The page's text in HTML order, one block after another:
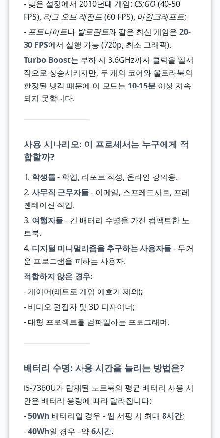
- 낮은 설정에서 2010년대 게임: CS:GO (40-50
FPS), 리그 오브 레전드(60 FPS), 마인크래프트;
- 포트나이트나 발로란트와 같은 최신 게임은 20-
30 FPS에서 실행 가능 (720p, 최소 그래픽).
Turbo Boost는 부하 시 3.6GHz까지 클럭을 일시
적으로 상승시키지만, 두 개의 코어와 울트라북의
한정된 냉각 때문에 이 모드는 10-15분이상 지속
되지 못합니다.
사용 시나리오: 이 프로세서는 누구에게 적
합할까?
1. 학생들- 학업, 리포트 작성, 온라인 강의용.
2. 사무직 근무자들- 이메일, 스프레드시트, 프레
젠테이션 작업.
3. 여행자들- 긴 배터리 수명을 가진 컴팩트한 노
트북.
4. 디지털 미니멀리즘을 추구하는 사용자들- 무거
운 프로그램을 피하는 사용자.
적합하지 않은 경우:
- 게이머(레트로 게임 애호가 제외);
- 비디오 편집자 및 3D 디자이너;
- 대형 프로젝트를 컴파일하는 프로그래머.
배터리 수명: 사용 시간을 늘리는 방법은?
i5-7360U가 탑재된 노트북의 평균 배터리 사용 시
간은 배터리 용량에 따라 달라집니다:
-50Wh 배터리일 경우 - 웹 서핑 시 최대 8시간;
-40Wh일 경우 - 약6시간.